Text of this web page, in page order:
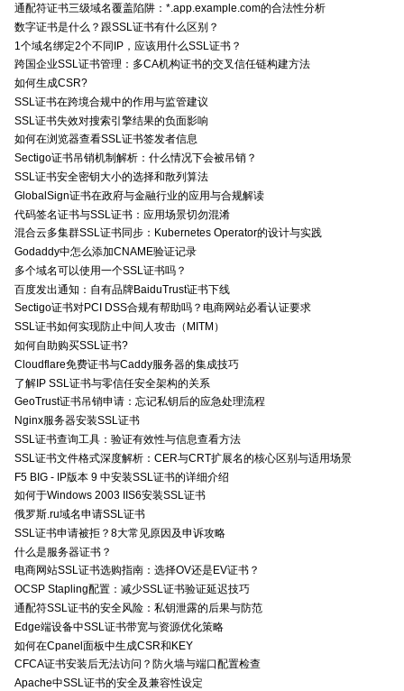
通配符证书三级域名覆盖陷阱：*.app.example.com的合法性分析
数字证书是什么？跟SSL证书有什么区别？
1个域名绑定2个不同IP，应该用什么SSL证书？
跨国企业SSL证书管理：多CA机构证书的交叉信任链构建方法
如何生成CSR?
SSL证书在跨境合规中的作用与监管建议
SSL证书失效对搜索引擎结果的负面影响
如何在浏览器查看SSL证书签发者信息
Sectigo证书吊销机制解析：什么情况下会被吊销？
SSL证书安全密钥大小的选择和散列算法
GlobalSign证书在政府与金融行业的应用与合规解读
代码签名证书与SSL证书：应用场景切勿混淆
混合云多集群SSL证书同步：Kubernetes Operator的设计与实践
Godaddy中怎么添加CNAME验证记录
多个域名可以使用一个SSL证书吗？
百度发出通知：自有品牌BaiduTrust证书下线
Sectigo证书对PCI DSS合规有帮助吗？电商网站必看认证要求
SSL证书如何实现防止中间人攻击（MITM）
如何自助购买SSL证书?
Cloudflare免费证书与Caddy服务器的集成技巧
了解IP SSL证书与零信任安全架构的关系
GeoTrust证书吊销申请：忘记私钥后的应急处理流程
Nginx服务器安装SSL证书
SSL证书查询工具：验证有效性与信息查看方法
SSL证书文件格式深度解析：CER与CRT扩展名的核心区别与适用场景
F5 BIG - IP版本 9 中安装SSL证书的详细介绍
如何于Windows 2003 IIS6安装SSL证书
俄罗斯.ru域名申请SSL证书
SSL证书申请被拒？8大常见原因及申诉攻略
什么是服务器证书？
电商网站SSL证书选购指南：选择OV还是EV证书？
OCSP Stapling配置：减少SSL证书验证延迟技巧
通配符SSL证书的安全风险：私钥泄露的后果与防范
Edge端设备中SSL证书带宽与资源优化策略
如何在Cpanel面板中生成CSR和KEY
CFCA证书安装后无法访问？防火墙与端口配置检查
Apache中SSL证书的安全及兼容性设定